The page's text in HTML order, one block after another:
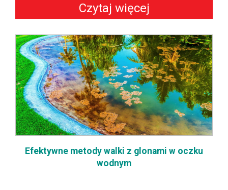
Czytaj więcej
Efektywne metody walki z glonami w oczku
wodnym